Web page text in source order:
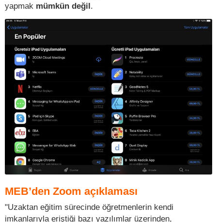
yapmak mümkün değil.
MEB’den Zoom açıklaması
"Uzaktan eğitim sürecinde öğretmenlerin kendi
imkanlarıyla eriştiği bazı yazılımlar üzerinden,